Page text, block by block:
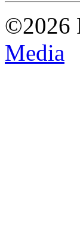
©2026
Media